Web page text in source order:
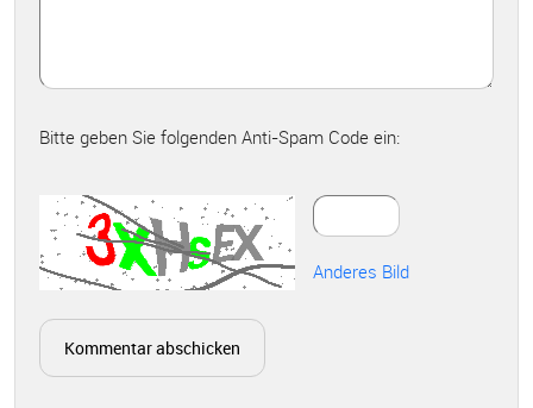
Bitte geben Sie folgenden Anti-Spam Code ein:
Anderes Bild